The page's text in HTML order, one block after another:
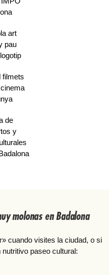
molonas en Badalona
cuando visites la ciudad, o si
paseo cultural: